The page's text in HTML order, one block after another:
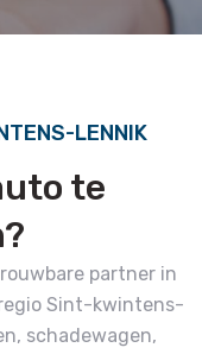
LENNIK
te
partner in
Sint-kwintens-
schadewagen,